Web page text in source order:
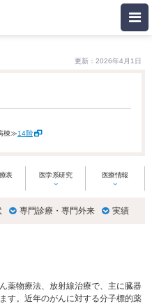
更新：2026年4月1日
棟≫14階
表 医学系研究 医療情報
専門診療・専門外来 実績
薬物療法、放射線治療で、主に臓器
す。近年のがんに対する分子標的薬